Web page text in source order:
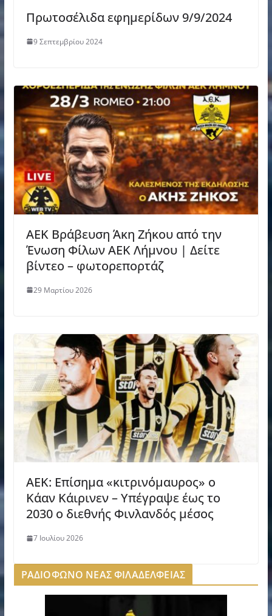
Πρωτοσέλιδα εφημερίδων 9/9/2024
9 Σεπτεμβρίου 2024
ΑΕΚ Βράβευση Άκη Ζήκου από την
Ένωση Φίλων ΑΕΚ Λήμνου | Δείτε
βίντεο – φωτορεπορτάζ
29 Μαρτίου 2026
ΑΕΚ: Επίσημα «κιτρινόμαυρος» ο
Κάαν Κάιρινεν – Υπέγραψε έως το
2030 ο διεθνής Φινλανδός μέσος
7 Ιουλίου 2026
ΡΑΔΙΟΦΩΝΟ ΝΕΑΣ ΦΙΛΑΔΕΛΦΕΙΑΣ